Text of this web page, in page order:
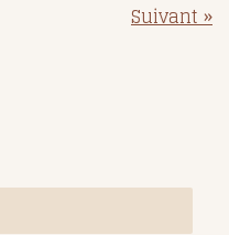
Suivant»